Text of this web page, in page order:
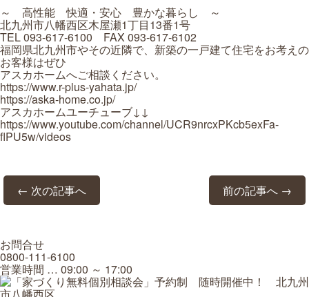
～ 高性能 快適・安心 豊かな暮らし ～
北九州市八幡西区木屋瀬1丁目13番1号
TEL 093-617-6100 FAX 093-617-6102
福岡県北九州市やその近隣で、新築の一戸建て住宅をお考えの
お客様はぜひ
アスカホームへご相談ください。
https://www.r-plus-yahata.jp/
https://aska-home.co.jp/
アスカホームユーチューブ↓↓
https://www.youtube.com/channel/UCR9nrcxPKcb5exFa-
flPU5w/videos
← 次の記事へ 前の記事へ →
お問合せ
0800-111-6100
営業時間 … 09:00 ～ 17:00